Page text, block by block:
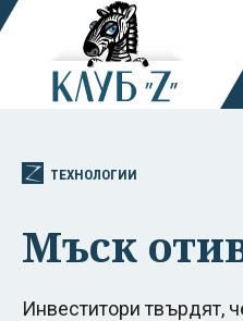
ТЕХНОЛОГИИ
Мъск
Инвеститори твърдят,